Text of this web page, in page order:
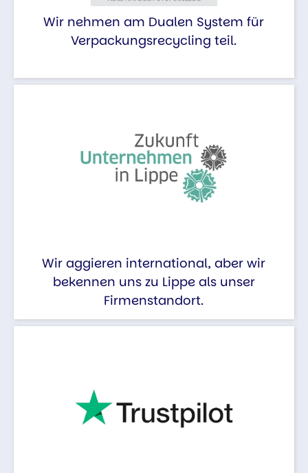
Wir nehmen am Dualen System für
Verpackungsrecycling teil.
Wir aggieren international, aber wir
bekennen uns zu Lippe als unser
Firmenstandort.